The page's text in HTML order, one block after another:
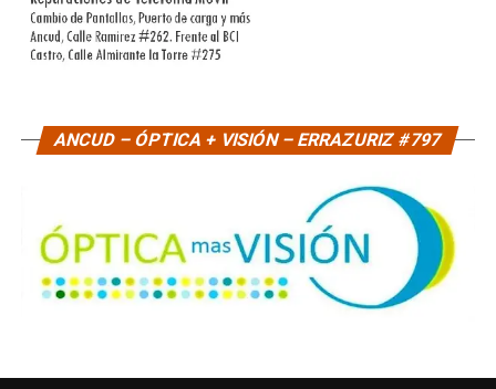
ANCUD – ÓPTICA + VISIÓN – ERRAZURIZ #797